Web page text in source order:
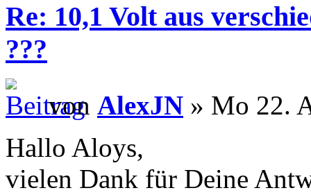
Re: 10,1 Volt aus
???
von AlexJN » Mo 22.
Hallo Aloys,
vielen Dank für Deine